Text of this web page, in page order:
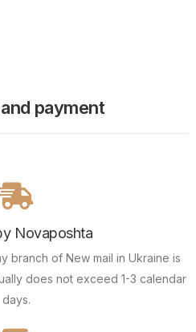
payment
Novaposhta
branch of New mail in Ukraine is
does not exceed 1-3 calendar
days.